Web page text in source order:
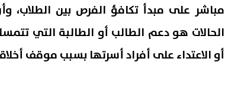
مباشر على مبدأ تكافؤ الفرص بين
الحالات هو دعم الطالب أو الطالبة التي
أو الاعتداء على أفراد أسرتها بسبب موقف